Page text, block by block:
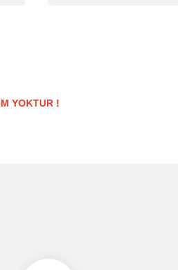
YOKTUR !